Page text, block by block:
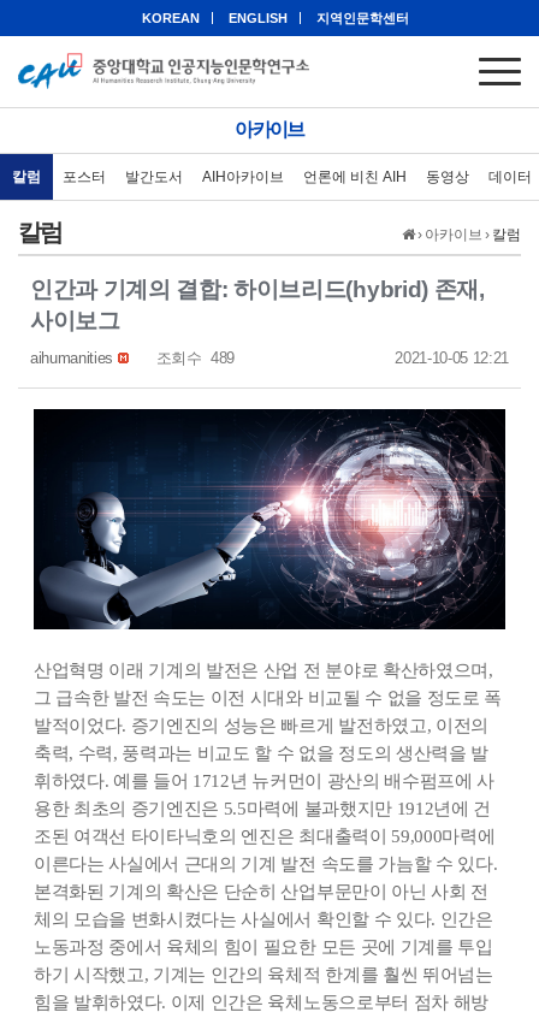
KOREAN ENGLISH 지역인문학센터
아카이브
칼럼 포스터 발간도서 AIH아카이브 언론에 비친 AIH 동영상 데이터
› 아카이브 › 칼럼
칼럼
인간과 기계의 결합: 하이브리드(hybrid) 존재,
사이보그
aihumanities 조회수 489 2021-10-05 12:21
산업혁명 이래 기계의 발전은 산업 전 분야로 확산하였으며,
그 급속한 발전 속도는 이전 시대와 비교될 수 없을 정도로 폭
발적이었다. 증기엔진의 성능은 빠르게 발전하였고, 이전의
축력, 수력, 풍력과는 비교도 할 수 없을 정도의 생산력을 발
휘하였다. 예를 들어 1712년 뉴커먼이 광산의 배수펌프에 사
용한 최초의 증기엔진은 5.5마력에 불과했지만 1912년에 건
조된 여객선 타이타닉호의 엔진은 최대출력이 59,000마력에
이른다는 사실에서 근대의 기계 발전 속도를 가늠할 수 있다.
본격화된 기계의 확산은 단순히 산업부문만이 아닌 사회 전
체의 모습을 변화시켰다는 사실에서 확인할 수 있다. 인간은
노동과정 중에서 육체의 힘이 필요한 모든 곳에 기계를 투입
하기 시작했고, 기계는 인간의 육체적 한계를 훨씬 뛰어넘는
힘을 발휘하였다. 이제 인간은 육체노동으로부터 점차 해방